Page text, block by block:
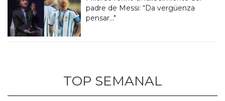
padre de Messi: “Da vergüenza
pensar..."
TOP SEMANAL